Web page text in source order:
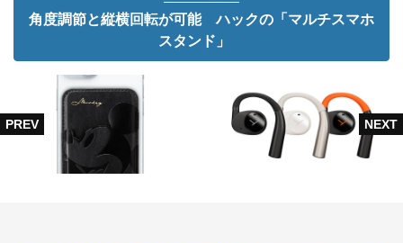
角度調節と縦横回転が可能 ハックの「マルチスマホ
スタンド」